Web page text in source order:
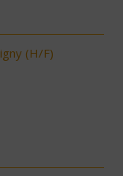
(H/F)